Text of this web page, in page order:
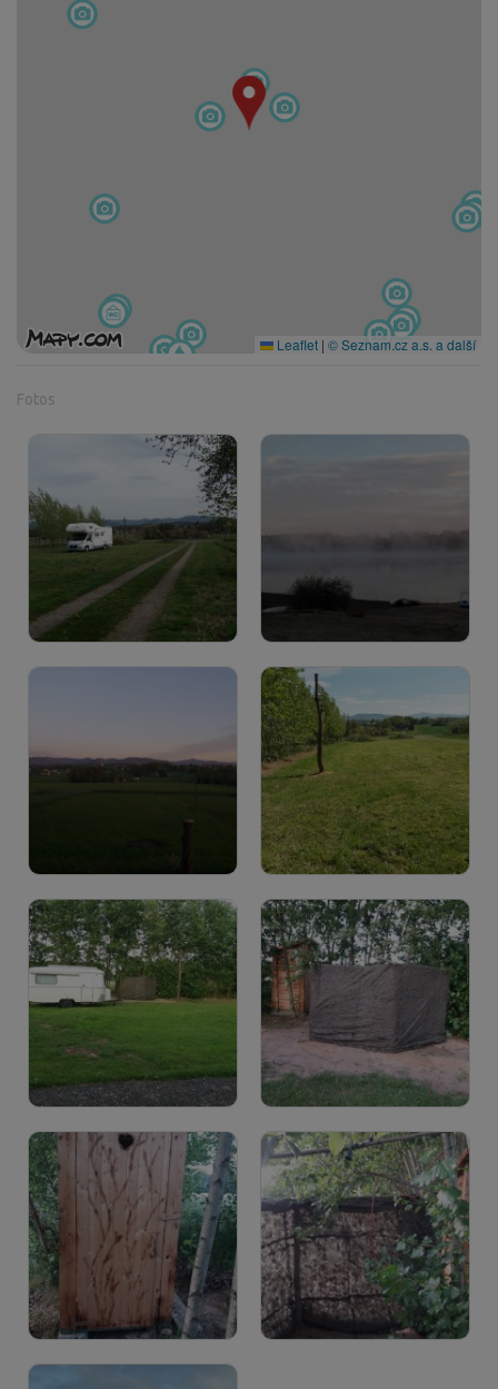
Leaflet | © Seznam.cz a.s. a další
Fotos